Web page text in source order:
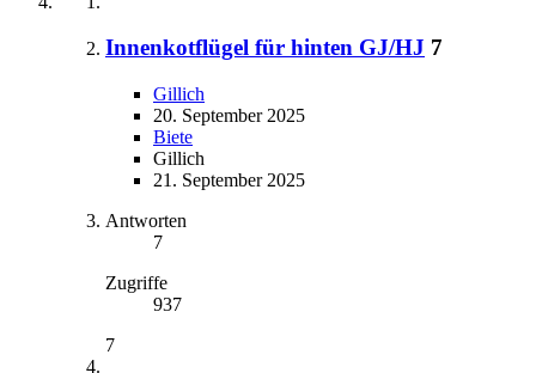
Innenkotflügel für hinten GJ/HJ 7
Gillich
20. September 2025
Biete
Gillich
21. September 2025
Antworten
7
Zugriffe
937
7